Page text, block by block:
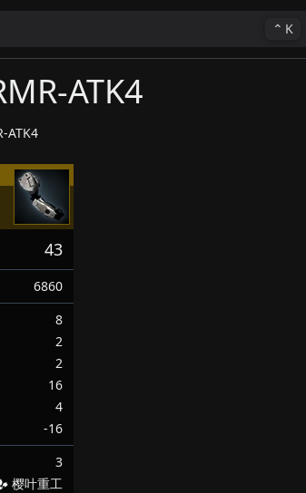
⌃ K
ATK4
ATK4
43
6860
8
2
2
16
4
-16
3
樱叶重工